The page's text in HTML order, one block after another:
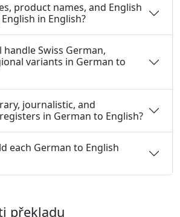
product names, and English
in English?
Swiss German,
variants in German to
journalistic, and
in German to English?
each German to English
překladu